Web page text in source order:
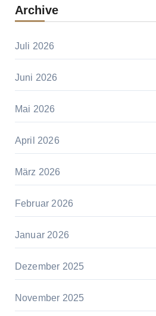
Archive
Juli 2026
Juni 2026
Mai 2026
April 2026
März 2026
Februar 2026
Januar 2026
Dezember 2025
November 2025